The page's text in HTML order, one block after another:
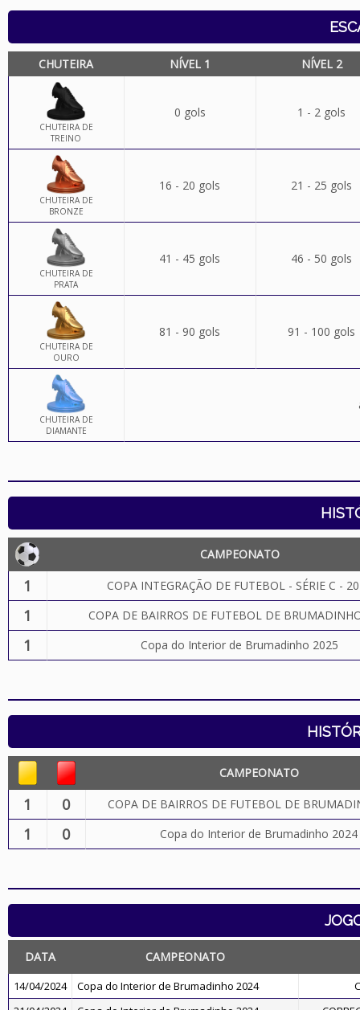
CHUTEIRA NÍVEL 1 NÍVEL 2
CHUTEIRA DE
TREINO
0 gols 1 - 2 gols
CHUTEIRA DE
BRONZE
16 - 20 gols 21 - 25 gols
CHUTEIRA DE
PRATA
41 - 45 gols 46 - 50 gols
CHUTEIRA DE
OURO
81 - 90 gols 91 - 100 gols
CHUTEIRA DE
DIAMANTE
CAMPEONATO
1 COPA INTEGRAÇÃO DE FUTEBOL - SÉRIE C -
1 COPA DE BAIRROS DE FUTEBOL DE
1 Copa do Interior de Brumadinho 2025
CAMPEONATO
1 0 COPA DE BAIRROS DE FUTEBOL DE
1 0 Copa do Interior de Brumadinho 2024
DATA CAMPEONATO
14/04/2024 Copa do Interior de Brumadinho 2024